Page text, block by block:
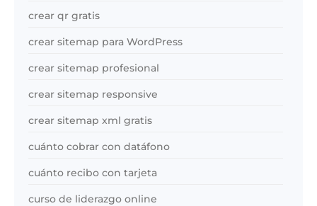
crear qr gratis
crear sitemap para WordPress
crear sitemap profesional
crear sitemap responsive
crear sitemap xml gratis
cuánto cobrar con datáfono
cuánto recibo con tarjeta
curso de liderazgo online